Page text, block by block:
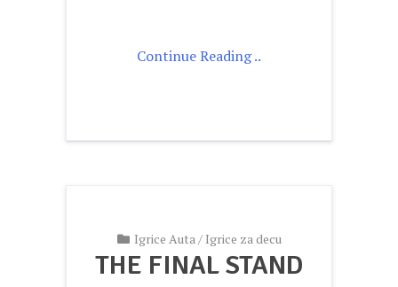
Continue Reading ..
Igrice Auta/ Igrice za decu
THE FINAL STAND